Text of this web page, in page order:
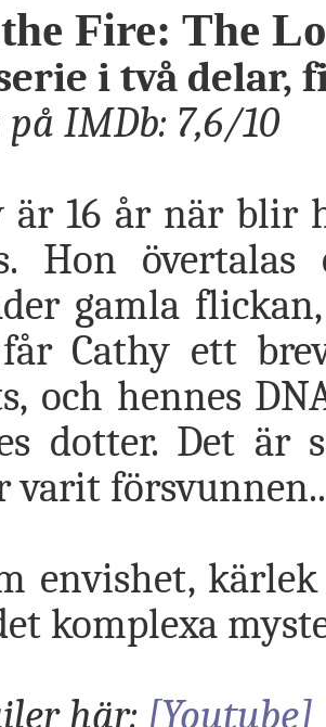
Fire: The
i två delar,
på IMDb: 7,6/10
är 16 år när blir
Hon
gamla
får Cathy ett
och hennes
dotter. Det är
varit
envishet,
komplexa
här: [Youtube]